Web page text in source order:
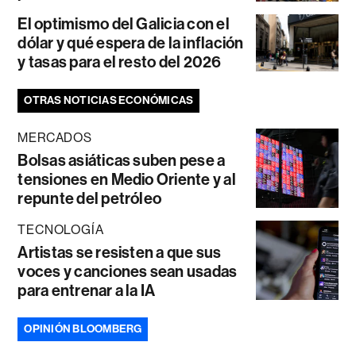
El optimismo del Galicia con el
dólar y qué espera de la inflación
y tasas para el resto del 2026
OTRAS NOTICIAS ECONÓMICAS
MERCADOS
Bolsas asiáticas suben pese a
tensiones en Medio Oriente y al
repunte del petróleo
TECNOLOGÍA
Artistas se resisten a que sus
voces y canciones sean usadas
para entrenar a la IA
OPINIÓN BLOOMBERG